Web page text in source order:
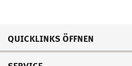
QUICKLINKS ÖFFNEN